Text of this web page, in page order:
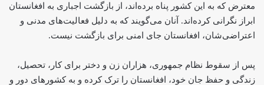
معترض که به این کشور پناه برده‌اند، از بازگشت اجباری به افغانستان
ابراز نگرانی کرده‌اند. آنان می‌گویند که به دلیل فعالیت‌های مدنی و
اعتراضی‌شان، افغانستان جای امنی برای بازگشت نیست.
پس از سقوط نظام جمهوری، هزاران زن و دختر برای کار، تحصیل،
زندگی و حفظ جان خود، افغانستان را ترک کرده و به کشورهای دور و